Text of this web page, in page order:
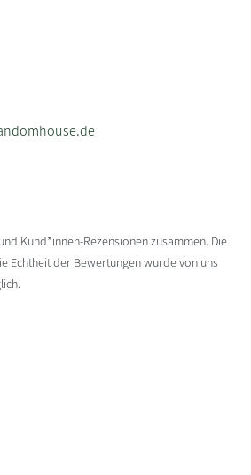
Kund*innen-Rezensionen zusammen. Die
Echtheit der Bewertungen wurde von uns